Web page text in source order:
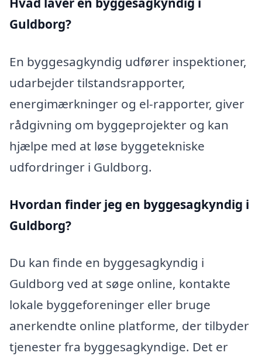
Guldborg?
En byggesagkyndig udfører inspektioner,
udarbejder tilstandsrapporter,
energimærkninger og el-rapporter, giver
rådgivning om byggeprojekter og kan
hjælpe med at løse byggetekniske
udfordringer i Guldborg.
Hvordan finder jeg en byggesagkyndig i
Guldborg?
Du kan finde en byggesagkyndig i
Guldborg ved at søge online, kontakte
lokale byggeforeninger eller bruge
anerkendte online platforme, der tilbyder
tjenester fra byggesagkyndige. Det er